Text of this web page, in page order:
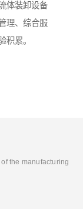
体装卸设备
理、综合服
积累。
the manufacturing